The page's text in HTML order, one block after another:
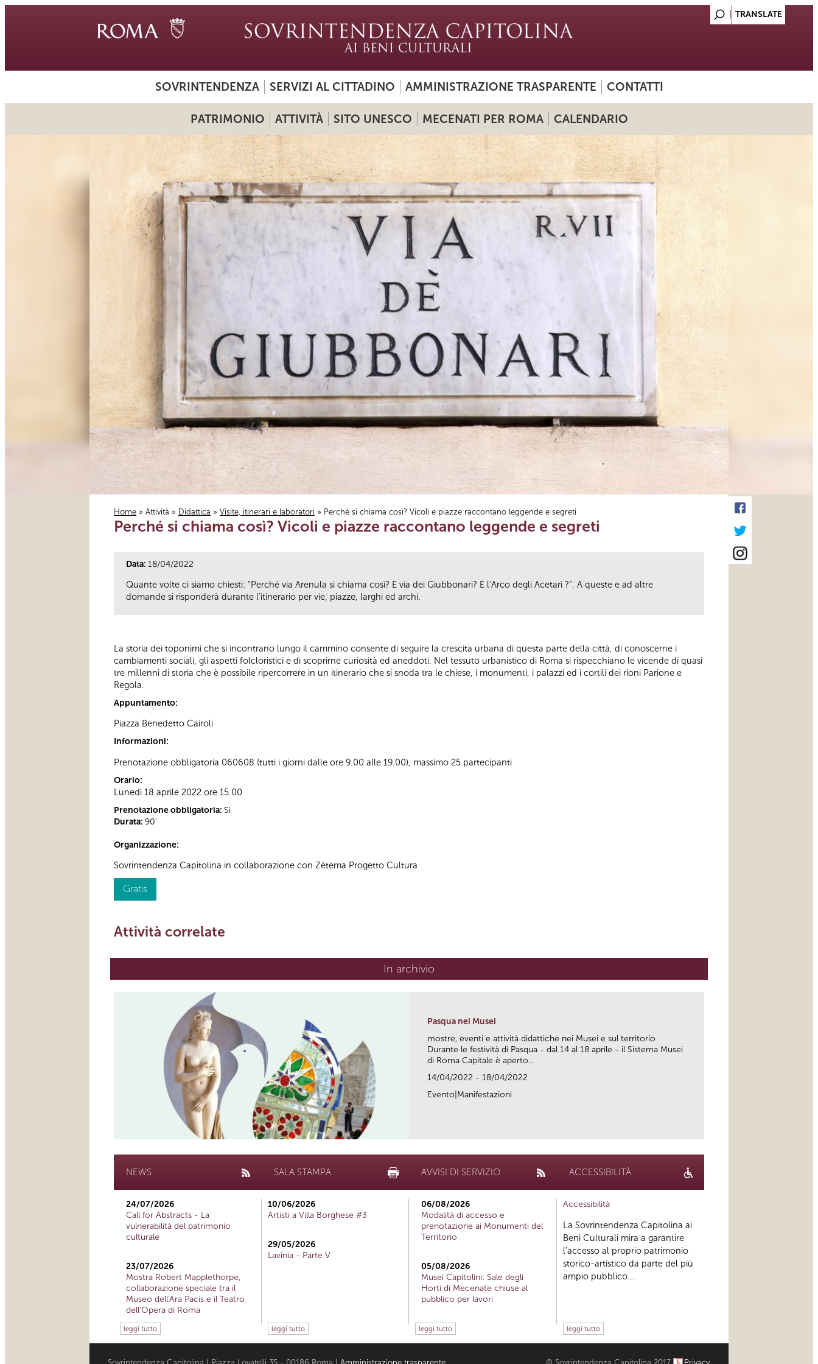
SOVRINTENDENZA SERVIZI AL CITTADINO AMMINISTRAZIONE TRASPARENTE CONTATTI
PATRIMONIO ATTIVITÀ SITO UNESCO MECENATI PER ROMA CALENDARIO
Tu sei qui
Home » Attività » Didattica » Visite, itinerari e laboratori » Perché si chiama così? Vicoli e piazze raccontano leggende e segreti
Perché si chiama così? Vicoli e piazze raccontano leggende e segreti
Data: 18/04/2022
Quante volte ci siamo chiesti: “Perché via Arenula si chiama così? E via dei Giubbonari? E l’Arco degli Acetari ?”. A queste e ad altre
domande si risponderà durante l’itinerario per vie, piazze, larghi ed archi.
La storia dei toponimi che si incontrano lungo il cammino consente di seguire la crescita urbana di questa parte della città, di conoscerne i
cambiamenti sociali, gli aspetti folcloristici e di scoprirne curiosità ed aneddoti. Nel tessuto urbanistico di Roma si rispecchiano le vicende di quasi
tre millenni di storia che è possibile ripercorrere in un itinerario che si snoda tra le chiese, i monumenti, i palazzi ed i cortili dei rioni Parione e
Regola.
Appuntamento:
Piazza Benedetto Cairoli
Informazioni:
Prenotazione obbligatoria 060608 (tutti i giorni dalle ore 9.00 alle 19.00), massimo 25 partecipanti
Orario:
Lunedì 18 aprile 2022 ore 15.00
Prenotazione obbligatoria: Sì
Durata: 90'
Organizzazione:
Sovrintendenza Capitolina in collaborazione con Zètema Progetto Cultura
Gratis
Attività correlate
In archivio
Pasqua nei Musei
mostre, eventi e attività didattiche nei Musei e sul territorio
Durante le festività di Pasqua - dal 14 al 18 aprile - il Sistema Musei
di Roma Capitale è aperto...
14/04/2022 - 18/04/2022
Evento|Manifestazioni
NEWS
24/07/2026
Call for Abstracts - La
vulnerabilità del patrimonio
culturale
23/07/2026
Mostra Robert Mapplethorpe,
collaborazione speciale tra il
Museo dell'Ara Pacis e il Teatro
dell'Opera di Roma
leggi tutto
SALA STAMPA
10/06/2026
Artisti a Villa Borghese #3
29/05/2026
Lavinia - Parte V
leggi tutto
AVVISI DI SERVIZIO
06/08/2026
Modalità di accesso e
prenotazione ai Monumenti del
Territorio
05/08/2026
Musei Capitolini: Sale degli
Horti di Mecenate chiuse al
pubblico per lavori
leggi tutto
ACCESSIBILITÀ
Accessibilità
La Sovrintendenza Capitolina ai
Beni Culturali mira a garantire
l’accesso al proprio patrimonio
storico-artistico da parte del più
ampio pubblico...
leggi tutto